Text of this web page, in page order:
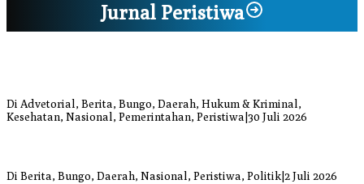
Jurnal Peristiwa
Di Advetorial, Berita, Bungo, Daerah, Hukum & Kriminal,
Kesehatan, Nasional, Pemerintahan, Peristiwa 30 Juli 2026
Di Berita, Bungo, Daerah, Nasional, Peristiwa, Politik|2 Juli 2026